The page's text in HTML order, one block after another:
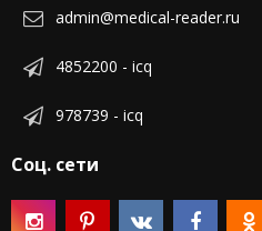
admin@medical-reader.ru
4852200 - icq
978739 - icq
Соц. сети